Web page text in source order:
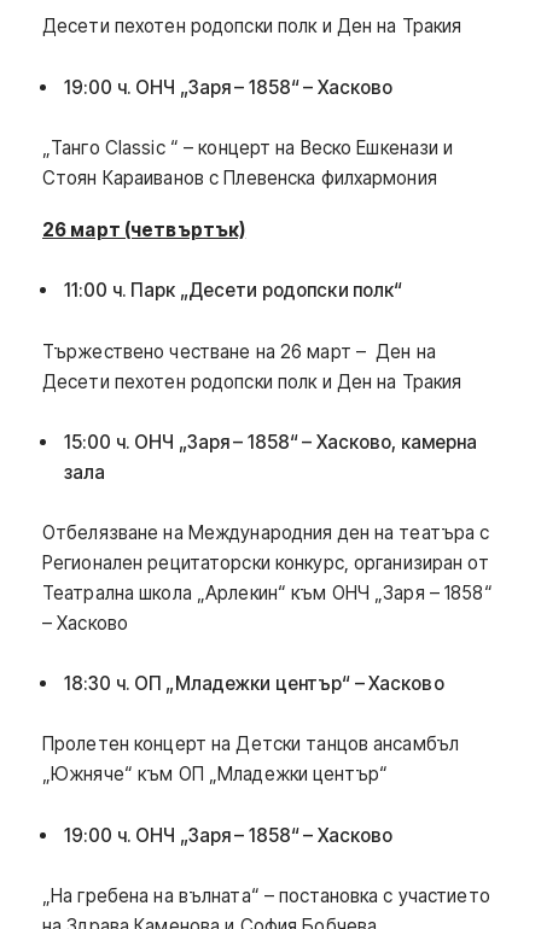
Десети пехотен родопски полк и Ден на Тракия
19:00 ч. ОНЧ „Заря – 1858“ – Хасково
„Танго Classic “ – концерт на Веско Ешкенази и
Стоян Караиванов с Плевенска филхармония
26 март (четвъртък)
11:00 ч. Парк „Десети родопски полк“
Тържествено честване на 26 март – Ден на
Десети пехотен родопски полк и Ден на Тракия
15:00 ч. ОНЧ „Заря – 1858“ – Хасково, камерна
зала
Отбелязване на Международния ден на театъра с
Регионален рецитаторски конкурс, организиран от
Театрална школа „Арлекин“ към ОНЧ „Заря – 1858“
– Хасково
18:30 ч. ОП „Младежки център“ – Хасково
Пролетен концерт на Детски танцов ансамбъл
„Южняче“ към ОП „Младежки център“
19:00 ч. ОНЧ „Заря – 1858“ – Хасково
„На гребена на вълната“ – постановка с участието